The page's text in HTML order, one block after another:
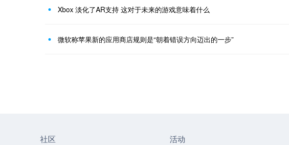
Xbox 淡化了AR支持 这对于未来的游戏意味着什么
微软称苹果新的应用商店规则是“朝着错误方向迈出的一步”
社区 活动